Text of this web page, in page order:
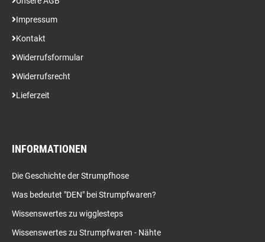
Impressum
Kontakt
Widerrufsformular
Widerrufsrecht
Lieferzeit
INFORMATIONEN
Die Geschichte der Strumpfhose
Was bedeutet "DEN" bei Strumpfwaren?
Wissenswertes zu wigglesteps
Wissenswertes zu Strumpfwaren - Nähte